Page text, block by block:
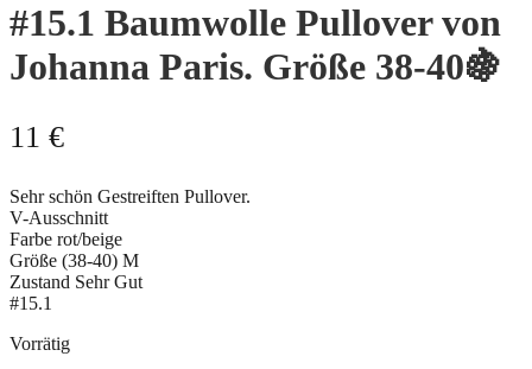
#15.1 Baumwolle Pullover von
Johanna Paris. Größe 38-40🍇
11 €
Sehr schön Gestreiften Pullover.
V-Ausschnitt
Farbe rot/beige
Größe (38-40) M
Zustand Sehr Gut
#15.1
Vorrätig